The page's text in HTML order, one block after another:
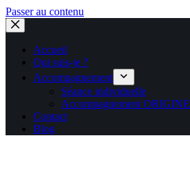
Passer au contenu
Accueil
Qui suis-je ?
Accompagnement
Séance individuelle
Accompagnement ORIGINE
Contact
Blog